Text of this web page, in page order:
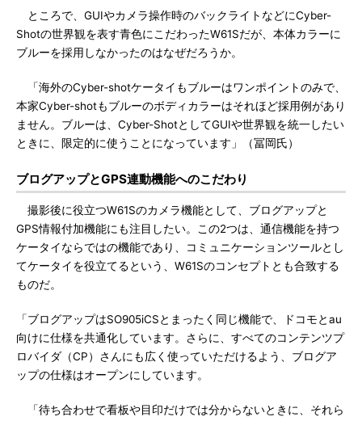
ところで、GUIやカメラ操作時のバックライトなどにCyber-
Shotの世界観を表す青色にこだわったW61Sだが、本体カラーに
ブルーを採用しなかったのはなぜだろうか。
「海外のCyber-shotケータイもブルーはワンポイントのみで、
本家Cyber-shotもブルーのボディカラーはそれほど採用例があり
ません。ブルーは、Cyber-ShotとしてGUIや世界観を統一したい
ときに、限定的に使うことになっています」（冨岡氏）
ブログアップとGPS連動機能へのこだわり
撮影後に役立つW61Sのカメラ機能として、ブログアップと
GPS情報付加機能にも注目したい。この2つは、通信機能を持つ
ケータイならではの機能であり、コミュニケーションツールとし
てケータイを役立てるという、W61Sのコンセプトとも合致する
ものだ。
「ブログアップはSO905iCSとまったく同じ機能で、ドコモとau
向けに仕様を共通化しています。さらに、すべてのコンテンツプ
ロバイダ（CP）さんにも広く使っていただけるよう、ブログア
ップの仕様はオープンにしています。
「待ち合わせで看板や目印だけでは分からないときに、それら